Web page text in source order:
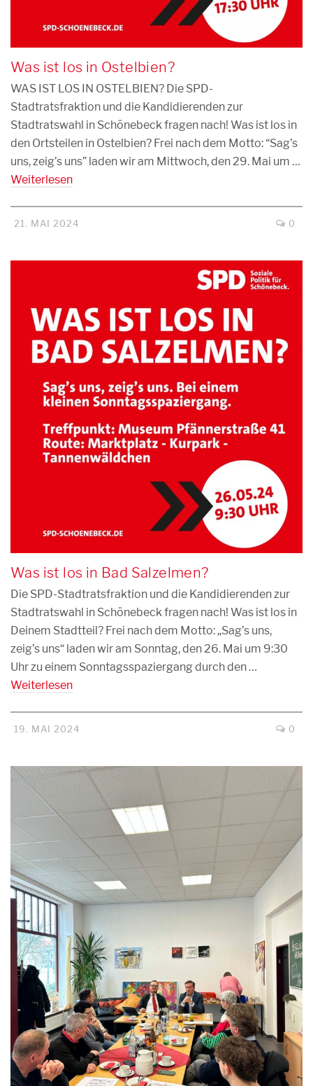
Was ist los in Ostelbien?
WAS IST LOS IN OSTELBIEN? Die SPD-
Stadtratsfraktion und die Kandidierenden zur
Stadtratswahl in Schönebeck fragen nach! Was ist los in
den Ortsteilen in Ostelbien? Frei nach dem Motto: “Sag’s
uns, zeig’s uns” laden wir am Mittwoch, den 29. Mai um …
Weiterlesen
21. MAI 2024 0
Was ist los in Bad Salzelmen?
Die SPD-Stadtratsfraktion und die Kandidierenden zur
Stadtratswahl in Schönebeck fragen nach! Was ist los in
Deinem Stadtteil? Frei nach dem Motto: „Sag’s uns,
zeig’s uns“ laden wir am Sonntag, den 26. Mai um 9:30
Uhr zu einem Sonntagsspaziergang durch den …
Weiterlesen
19. MAI 2024 0